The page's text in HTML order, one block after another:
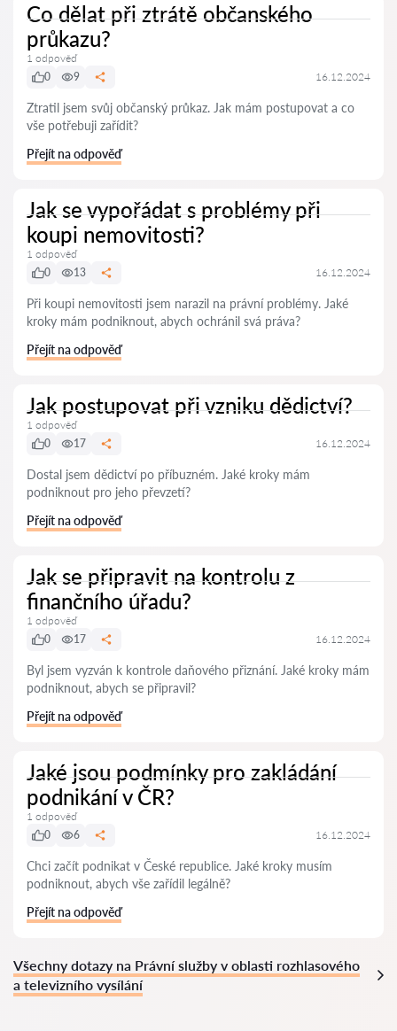
Co dělat při ztrátě občanského
průkazu?
1 odpověď
0
9 16.12.2024
Ztratil jsem svůj občanský průkaz. Jak mám postupovat a co
vše potřebuji zařídit?
Přejít na odpověď
Jak se vypořádat s problémy při
koupi nemovitosti?
1 odpověď
0
13 16.12.2024
Při koupi nemovitosti jsem narazil na právní problémy. Jaké
kroky mám podniknout, abych ochránil svá práva?
Přejít na odpověď
Jak postupovat při vzniku dědictví?
1 odpověď
0
17 16.12.2024
Dostal jsem dědictví po příbuzném. Jaké kroky mám
podniknout pro jeho převzetí?
Přejít na odpověď
Jak se připravit na kontrolu z
finančního úřadu?
1 odpověď
0
17 16.12.2024
Byl jsem vyzván k kontrole daňového přiznání. Jaké kroky mám
podniknout, abych se připravil?
Přejít na odpověď
Jaké jsou podmínky pro zakládání
podnikání v ČR?
1 odpověď
0
6 16.12.2024
Chci začít podnikat v České republice. Jaké kroky musím
podniknout, abych vše zařídil legálně?
Přejít na odpověď
Všechny dotazy na Právní služby v oblasti rozhlasového
a televizního vysílání